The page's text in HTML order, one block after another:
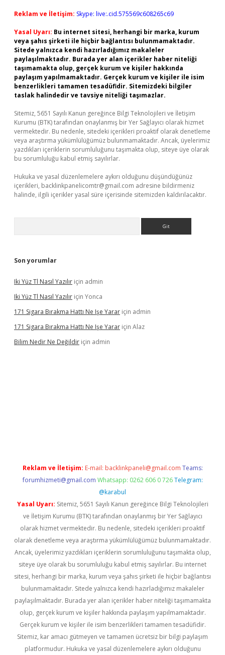
Reklam ve İletişim: Skype: live:.cid.575569c608265c69
Yasal Uyarı: Bu internet sitesi, herhangi bir marka, kurum
veya şahıs şirketi ile hiçbir bağlantısı bulunmamaktadır.
Sitede yalnızca kendi hazırladığımız makaleler
paylaşılmaktadır. Burada yer alan içerikler haber niteliği
taşımamakta olup, gerçek kurum ve kişiler hakkında
paylaşım yapılmamaktadır. Gerçek kurum ve kişiler ile isim
benzerlikleri tamamen tesadüfidir. Sitemizdeki bilgiler
taslak halindedir ve tavsiye niteliği taşımazlar.
Sitemiz, 5651 Sayılı Kanun gereğince Bilgi Teknolojileri ve İletişim
Kurumu (BTK) tarafından onaylanmış bir Yer Sağlayıcı olarak hizmet
vermektedir. Bu nedenle, sitedeki içerikleri proaktif olarak denetleme
veya araştırma yükümlülüğümüz bulunmamaktadır. Ancak, üyelerimiz
yazdıkları içeriklerin sorumluluğunu taşımakta olup, siteye üye olarak
bu sorumluluğu kabul etmiş sayılırlar.
Hukuka ve yasal düzenlemelere aykırı olduğunu düşündüğünüz
içerikleri, backlinkpanelicomtr@gmail.com adresine bildirmeniz
halinde, ilgili içerikler yasal süre içerisinde sitemizden kaldırılacaktır.
Son yorumlar
Iki Yüz Tl Nasıl Yazılır için admin
Iki Yüz Tl Nasıl Yazılır için Yonca
171 Sigara Bırakma Hattı Ne Işe Yarar için admin
171 Sigara Bırakma Hattı Ne Işe Yarar için Alaz
Bilim Nedir Ne Değildir için admin
Reklam ve İletişim: E-mail: backlinkpaneli@gmail.com Teams:
forumhizmeti@gmail.com Whatsapp: 0262 606 0 726 Telegram:
@karabul
Yasal Uyarı: Sitemiz, 5651 Sayılı Kanun gereğince Bilgi Teknolojileri
ve İletişim Kurumu (BTK) tarafından onaylanmış bir Yer Sağlayıcı
olarak hizmet vermektedir. Bu nedenle, sitedeki içerikleri proaktif
olarak denetleme veya araştırma yükümlülüğümüz bulunmamaktadır.
Ancak, üyelerimiz yazdıkları içeriklerin sorumluluğunu taşımakta olup,
siteye üye olarak bu sorumluluğu kabul etmiş sayılırlar. Bu internet
sitesi, herhangi bir marka, kurum veya şahıs şirketi ile hiçbir bağlantısı
bulunmamaktadır. Sitede yalnızca kendi hazırladığımız makaleler
paylaşılmaktadır. Burada yer alan içerikler haber niteliği taşımamakta
olup, gerçek kurum ve kişiler hakkında paylaşım yapılmamaktadır.
Gerçek kurum ve kişiler ile isim benzerlikleri tamamen tesadüfidir.
Sitemiz, kar amacı gütmeyen ve tamamen ücretsiz bir bilgi paylaşım
platformudur. Hukuka ve yasal düzenlemelere aykırı olduğunu